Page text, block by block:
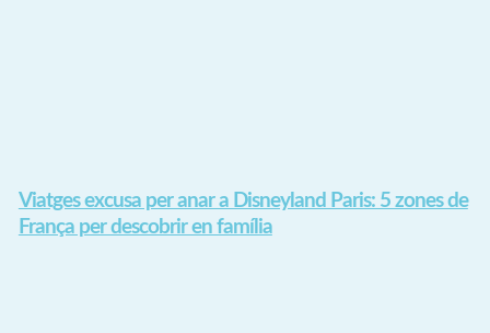
Viatges excusa per anar a Disneyland Paris: 5 zones de
França per descobrir en família